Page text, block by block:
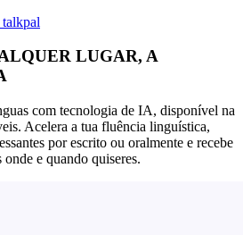
talkpal
LUGAR, A
com tecnologia de IA, disponível na
Acelera a tua fluência linguística,
por escrito ou oralmente e recebe
onde e quando quiseres.